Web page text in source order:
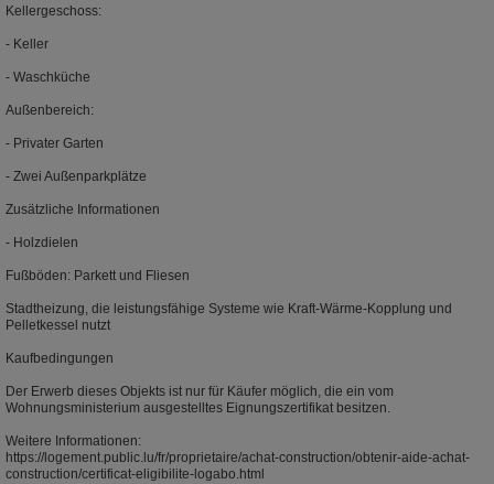
Kellergeschoss:
- Keller
- Waschküche
Außenbereich:
- Privater Garten
- Zwei Außenparkplätze
Zusätzliche Informationen
- Holzdielen
Fußböden: Parkett und Fliesen
Stadtheizung, die leistungsfähige Systeme wie Kraft-Wärme-Kopplung und
Pelletkessel nutzt
Kaufbedingungen
Der Erwerb dieses Objekts ist nur für Käufer möglich, die ein vom
Wohnungsministerium ausgestelltes Eignungszertifikat besitzen.
Weitere Informationen:
https://logement.public.lu/fr/proprietaire/achat-construction/obtenir-aide-achat-
construction/certificat-eligibilite-logabo.html